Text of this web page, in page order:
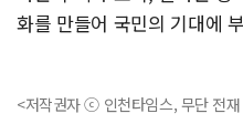
화를 만들어 국민의 기대에
<저작권자 ⓒ 인천타임스, 무단 전